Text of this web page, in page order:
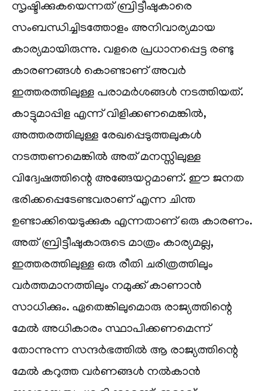
സൃഷ്ടിക്കുകയെന്നത് ബ്രിട്ടീഷുകാരെ
സംബന്ധിച്ചിടത്തോളം അനിവാര്യമായ
കാര്യമായിരുന്നു. വളരെ പ്രധാനപ്പെട്ട രണ്ടു
കാരണങ്ങൾ കൊണ്ടാണ് അവർ
ഇത്തരത്തിലുള്ള പരാമർശങ്ങൾ നടത്തിയത്.
കാട്ടുമാപ്പിള എന്ന് വിളിക്കണമെങ്കിൽ,
അത്തരത്തിലുള്ള രേഖപ്പെടുത്തലുകൾ
നടത്തണമെങ്കിൽ അത് മനസ്സിലുള്ള
വിദ്വേഷത്തിന്റെ അങ്ങേയറ്റമാണ്. ഈ ജനത
ഭരിക്കപ്പെടേണ്ടവരാണ് എന്ന ചിന്ത
ഉണ്ടാക്കിയെടുക്കുക എന്നതാണ് ഒരു കാരണം.
അത് ബ്രിട്ടീഷുകാരുടെ മാത്രം കാര്യമല്ല,
ഇത്തരത്തിലുള്ള ഒരു രീതി ചരിത്രത്തിലും
വർത്തമാനത്തിലും നമുക്ക് കാണാൻ
സാധിക്കും. ഏതെങ്കിലുമൊരു രാജ്യത്തിന്റെ
മേൽ അധികാരം സ്ഥാപിക്കണമെന്ന്
തോന്നുന്ന സന്ദർഭത്തിൽ ആ രാജ്യത്തിന്റെ
മേൽ കറുത്ത വർണങ്ങൾ നൽകാൻ